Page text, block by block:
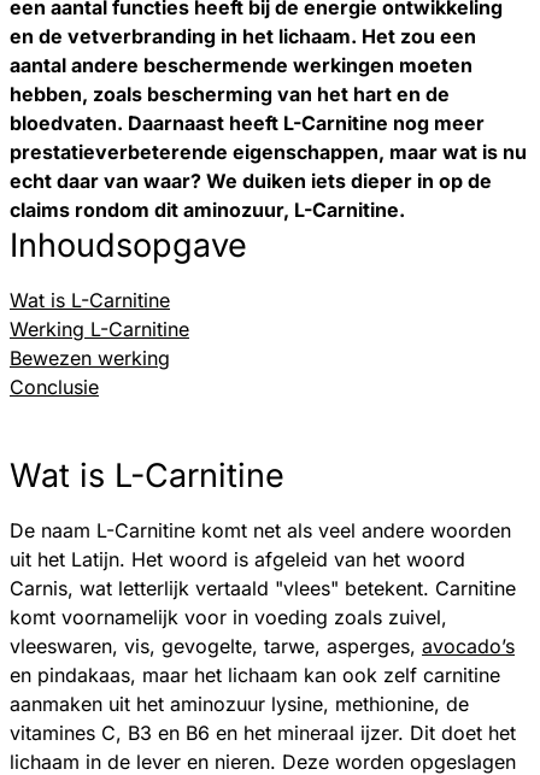
een aantal functies heeft bij de energie ontwikkeling
en de vetverbranding in het lichaam. Het zou een
aantal andere beschermende werkingen moeten
hebben, zoals bescherming van het hart en de
bloedvaten. Daarnaast heeft L-Carnitine nog meer
prestatieverbeterende eigenschappen, maar wat is nu
echt daar van waar? We duiken iets dieper in op de
claims rondom dit aminozuur, L-Carnitine.
Inhoudsopgave
Wat is L-Carnitine
Werking L-Carnitine
Bewezen werking
Conclusie
Wat is L-Carnitine
De naam L-Carnitine komt net als veel andere woorden
uit het Latijn. Het woord is afgeleid van het woord
Carnis, wat letterlijk vertaald "vlees" betekent. Carnitine
komt voornamelijk voor in voeding zoals zuivel,
vleeswaren, vis, gevogelte, tarwe, asperges, avocado’s
en pindakaas, maar het lichaam kan ook zelf carnitine
aanmaken uit het aminozuur lysine, methionine, de
vitamines C, B3 en B6 en het mineraal ijzer. Dit doet het
lichaam in de lever en nieren. Deze worden opgeslagen